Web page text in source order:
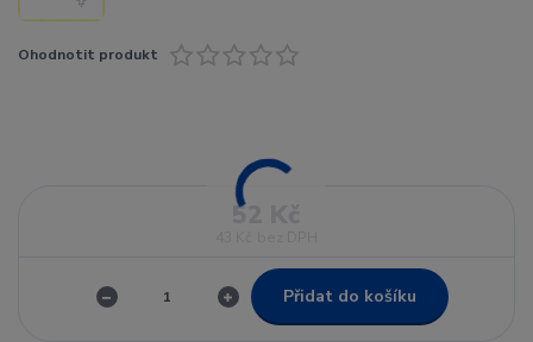
Ohodnotit produkt
52 Kč
Přidat do košíku